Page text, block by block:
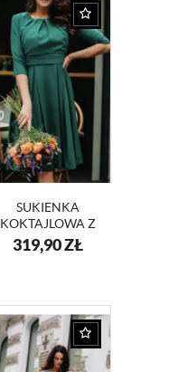
SUKIENKA
KOKTAJLOWA Z
SZYFONU KM211-
319,90ZŁ